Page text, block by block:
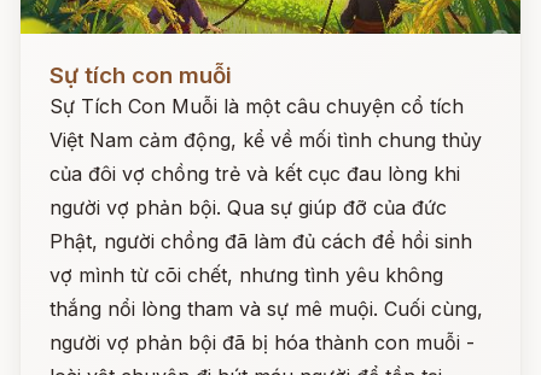
Sự tích con muỗi
Sự Tích Con Muỗi là một câu chuyện cổ tích
Việt Nam cảm động, kể về mối tình chung thủy
của đôi vợ chồng trẻ và kết cục đau lòng khi
người vợ phản bội. Qua sự giúp đỡ của đức
Phật, người chồng đã làm đủ cách để hồi sinh
vợ mình từ cõi chết, nhưng tình yêu không
thắng nổi lòng tham và sự mê muội. Cuối cùng,
người vợ phản bội đã bị hóa thành con muỗi -